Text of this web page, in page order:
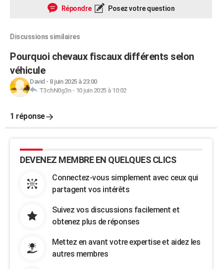
Répondre Posez votre question
Discussions similaires
Pourquoi chevaux fiscaux différents selon
véhicule
David - 8 juin 2025 à 23:00
T3chN0g3n- 10 juin 2025 à 10:02
1 réponse
DEVENEZ MEMBRE EN QUELQUES CLICS
Connectez-vous simplement avec ceux qui
partagent vos intérêts
Suivez vos discussions facilement et
obtenez plus de réponses
Mettez en avant votre expertise et aidez les
autres membres